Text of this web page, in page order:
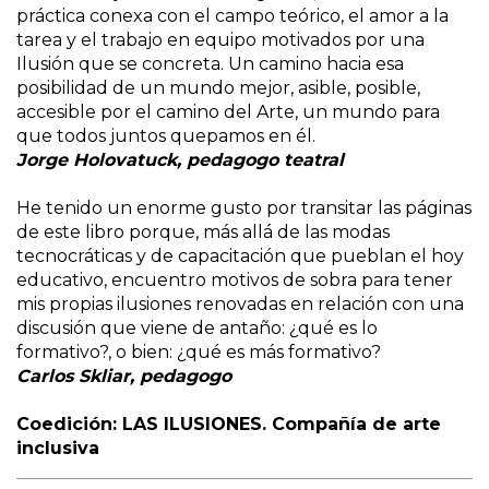
práctica conexa con el campo teórico, el amor a la
tarea y el trabajo en equipo motivados por una
Ilusión que se concreta. Un camino hacia esa
posibilidad de un mundo mejor, asible, posible,
accesible por el camino del Arte, un mundo para
que todos juntos quepamos en él.
Jorge Holovatuck, pedagogo teatral
He tenido un enorme gusto por transitar las páginas
de este libro porque, más allá de las modas
tecnocráticas y de capacitación que pueblan el hoy
educativo, encuentro motivos de sobra para tener
mis propias ilusiones renovadas en relación con una
discusión que viene de antaño: ¿qué es lo
formativo?, o bien: ¿qué es más formativo?
Carlos Skliar, pedagogo
Coedición: LAS ILUSIONES. Compañía de arte
inclusiva